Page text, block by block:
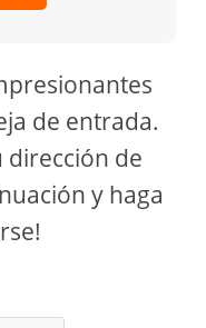
de entrada.
dirección de
y haga